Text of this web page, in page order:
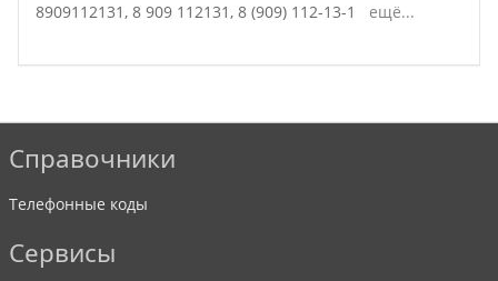
8909112131, 8 909 112131, 8 (909) 112-13-1 ещё...
Справочники
Телефонные коды
Сервисы